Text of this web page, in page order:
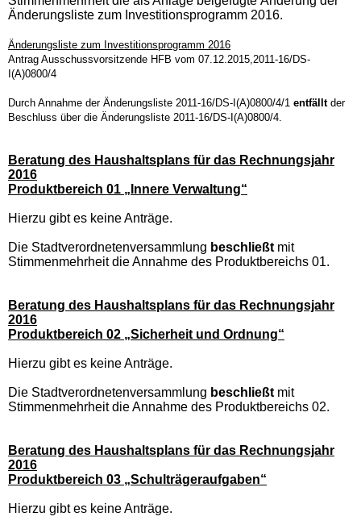
Änderungsliste zum Investitionsprogramm 2016.
Änderungsliste zum Investitionsprogramm 2016
Antrag Ausschussvorsitzende HFB vom 07.12.2015,2011-16/DS-
I(A)0800/4
Durch Annahme der Änderungsliste 2011-16/DS-I(A)0800/4/1 entfälltder
Beschluss über die Änderungsliste 2011-16/DS-I(A)0800/4.
Beratung des Haushaltsplans für das Rechnungsjahr
2016
Produktbereich 01 „Innere Verwaltung“
Hierzu gibt es keine Anträge.
Die Stadtverordnetenversammlung beschließt mit
Stimmenmehrheit die Annahme des Produktbereichs 01.
Beratung des Haushaltsplans für das Rechnungsjahr
2016
Produktbereich 02 „Sicherheit und Ordnung“
Hierzu gibt es keine Anträge.
Die Stadtverordnetenversammlung beschließt mit
Stimmenmehrheit die Annahme des Produktbereichs 02.
Beratung des Haushaltsplans für das Rechnungsjahr
2016
Produktbereich 03 „Schulträgeraufgaben“
Hierzu gibt es keine Anträge.